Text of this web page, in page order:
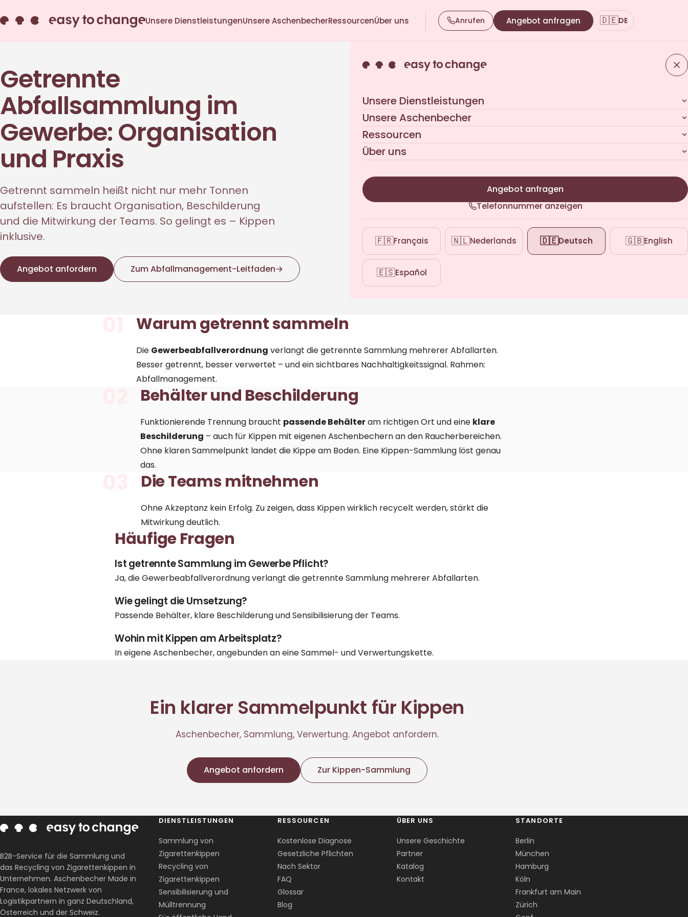
Unsere DienstleistungenUnsere AschenbecherRessourcenÜber uns Anrufen Angebot anfragen 🇩🇪DE
Unsere Dienstleistungen
Unsere Aschenbecher
Ressourcen
Über uns
Angebot anfragen
Telefonnummer anzeigen
🇫🇷Français 🇳🇱Nederlands 🇩🇪Deutsch 🇬🇧English
🇪🇸Español
Getrennte
Abfallsammlung im
Gewerbe: Organisation
und Praxis
Getrennt sammeln heißt nicht nur mehr Tonnen
aufstellen: Es braucht Organisation, Beschilderung
und die Mitwirkung der Teams. So gelingt es – Kippen
inklusive.
Angebot anfordern Zum Abfallmanagement-Leitfaden→
Warum getrennt sammeln
Die Gewerbeabfallverordnung verlangt die getrennte Sammlung mehrerer Abfallarten.
Besser getrennt, besser verwertet – und ein sichtbares Nachhaltigkeitssignal. Rahmen:
Abfallmanagement.
Behälter und Beschilderung
Funktionierende Trennung braucht passende Behälteram richtigen Ort und eine klare
Beschilderung – auch für Kippen mit eigenen Aschenbechern an den Raucherbereichen.
Ohne klaren Sammelpunkt landet die Kippe am Boden. Eine Kippen-Sammlung löst genau
das.
Die Teams mitnehmen
Ohne Akzeptanz kein Erfolg. Zu zeigen, dass Kippen wirklich recycelt werden, stärkt die
Mitwirkung deutlich.
Häufige Fragen
Ist getrennte Sammlung im Gewerbe Pflicht?
Ja, die Gewerbeabfallverordnung verlangt die getrennte Sammlung mehrerer Abfallarten.
Wie gelingt die Umsetzung?
Passende Behälter, klare Beschilderung und Sensibilisierung der Teams.
Wohin mit Kippen am Arbeitsplatz?
In eigene Aschenbecher, angebunden an eine Sammel- und Verwertungskette.
Ein klarer Sammelpunkt für Kippen
Aschenbecher, Sammlung, Verwertung. Angebot anfordern.
Angebot anfordern Zur Kippen-Sammlung
B2B-Service für die Sammlung und
das Recycling von Zigarettenkippen in
Unternehmen. Aschenbecher Made in
France, lokales Netzwerk von
Logistikpartnern in ganz Deutschland,
Österreich und der Schweiz.
DIENSTLEISTUNGEN
Sammlung von
Zigarettenkippen
Recycling von
Zigarettenkippen
Sensibilisierung und
Mülltrennung
RESSOURCEN
Kostenlose Diagnose
Gesetzliche Pflichten
Nach Sektor
FAQ
Glossar
Blog
ÜBER UNS
Unsere Geschichte
Partner
Katalog
Kontakt
STANDORTE
Berlin
München
Hamburg
Köln
Frankfurt am Main
Zürich